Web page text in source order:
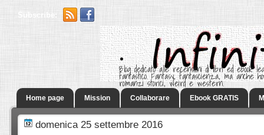
Subscribe:
.
Blog dedicato alle recensioni di libri ed ebook
fantastico. Fantasy, fantascienza, ma anche
romanzi storici, weird e western.
Home page Mission Collaborare Ebook GRATIS
domenica 25 settembre 2016